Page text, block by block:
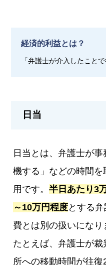
経済的利益とは？
「弁護士が介入したこと
日当
日当とは、弁護士が
機する」などの時間
用です。半日あたり3
～10万円程度とする
費とは別の扱いになり
たとえば、弁護士が
所への移動時間が往